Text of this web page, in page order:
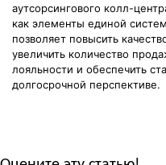
аутсорсингового колл-
как элементы единой
позволяет повысить
увеличить количество
лояльности и обеспечить
долгосрочной перспективе.